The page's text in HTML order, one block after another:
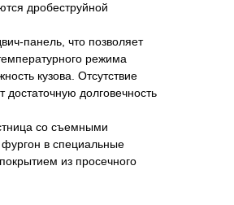
дробеструйной
панель, что позволяет
режима
кузова. Отсутствие
достаточную долговечность
со съемными
в специальные
из просечного